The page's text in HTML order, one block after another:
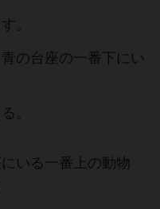
。
の台座の一番下にい
。
いる一番上の動物